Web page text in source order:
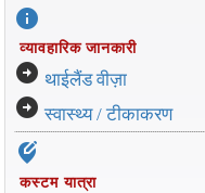
info
व्यावहारिक जानकारी
arrow_circle_right थाईलैंड वीज़ा
arrow_circle_right स्वास्थ्य / टीकाकरण
edit_location_alt
कस्टम यात्रा